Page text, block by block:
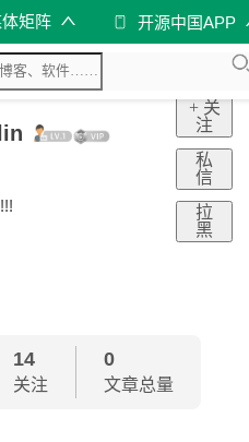
矩阵 开源中国APP
+ 关
注
私
信
拉
黑
14
关注
0
文章总量